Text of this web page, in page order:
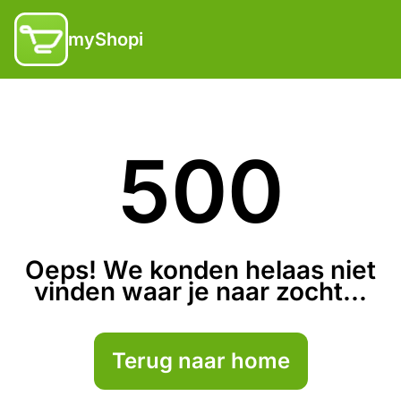
myShopi
500
Oeps! We konden helaas niet
vinden waar je naar zocht...
Terug naar home